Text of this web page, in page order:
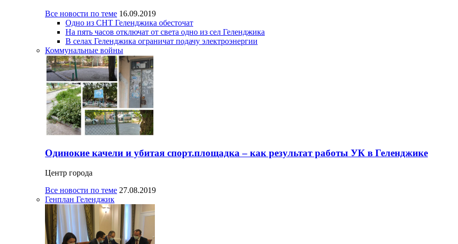
Все новости по теме 16.09.2019
Одно из СНТ Геленджика обесточат
На пять часов отключат от света одно из сел Геленджика
В селах Геленджика ограничат подачу электроэнергии
Коммунальные войны
Одинокие качели и убитая спорт.площадка – как результат работы УК в Геленджике
Центр города
Все новости по теме 27.08.2019
Генплан Геленджик